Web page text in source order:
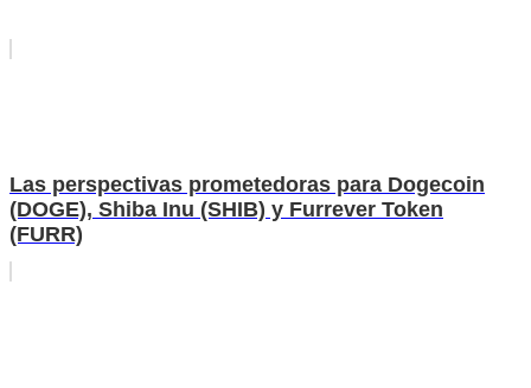
Las perspectivas prometedoras para Dogecoin
(DOGE), Shiba Inu (SHIB) y Furrever Token
(FURR)